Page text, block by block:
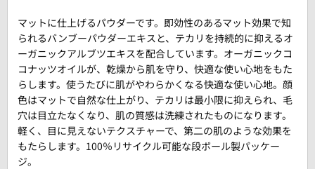
マットに仕上げるパウダーです。即効性のあるマット効果で知
られるバンブーパウダーエキスと、テカリを持続的に抑えるオ
ーガニックアルブツエキスを配合しています。オーガニックコ
コナッツオイルが、乾燥から肌を守り、快適な使い心地をもた
らします。使うたびに肌がやわらかくなる快適な使い心地。顔
色はマットで自然な仕上がり、テカリは最小限に抑えられ、毛
穴は目立たなくなり、肌の質感は洗練されたものになります。
軽く、目に見えないテクスチャーで、第二の肌のような効果を
もたらします。100％リサイクル可能な段ボール製パッケー
ジ。